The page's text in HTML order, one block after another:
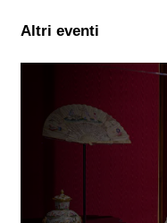
Altri eventi